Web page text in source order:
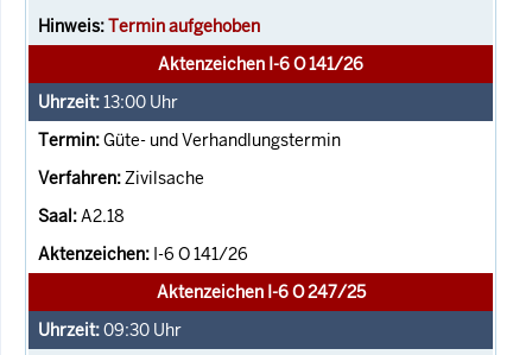
Termin aufgehoben
Aktenzeichen I-6 O 141/26
13:00 Uhr
Güte- und Verhandlungstermin
Zivilsache
A2.18
I-6 O 141/26
Aktenzeichen I-6 O 247/25
09:30 Uhr